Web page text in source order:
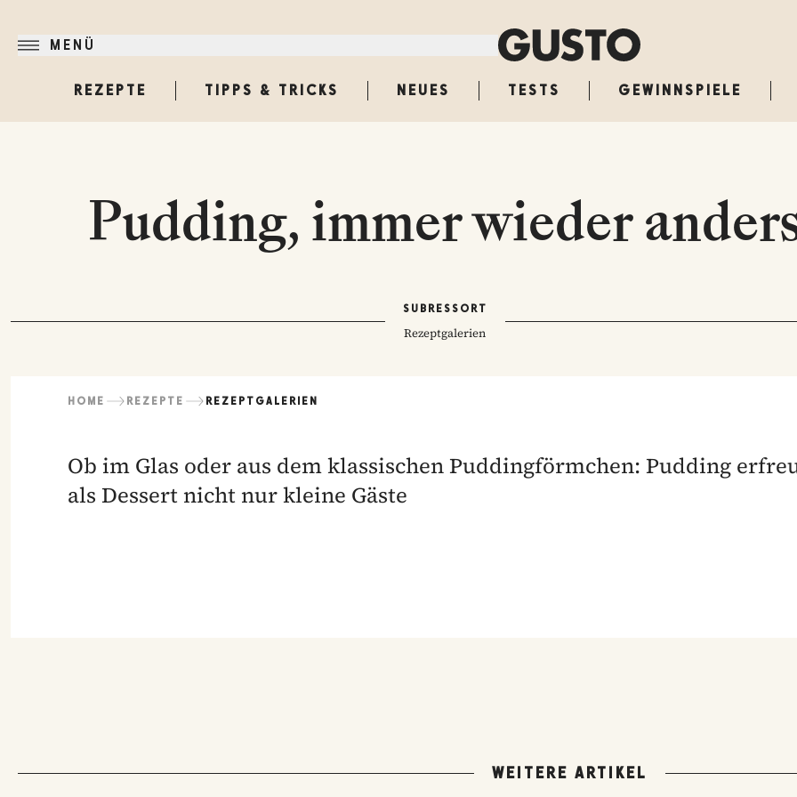
MENÜ
REZEPTE TIPPS & TRICKS NEUES TESTS GEWINNSPIELE
Pudding, immer wieder
SUBRESSORT
Rezeptgalerien
HOME REZEPTE REZEPTGALERIEN
Ob im Glas oder aus dem klassischen Puddingförmchen: Pudding
als Dessert nicht nur kleine Gäste
WEITERE ARTIKEL